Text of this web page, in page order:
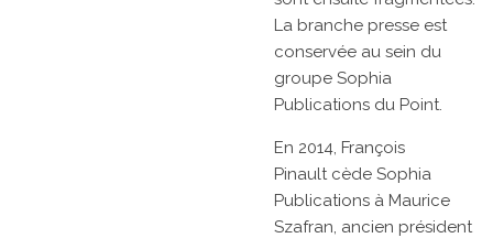
La branche presse est
conservée au sein du
groupe Sophia
Publications du Point.
En 2014, François
Pinault cède Sophia
Publications à Maurice
Szafran, ancien président